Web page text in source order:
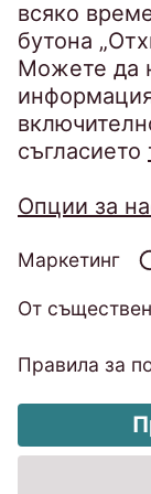
Imprint
Code of